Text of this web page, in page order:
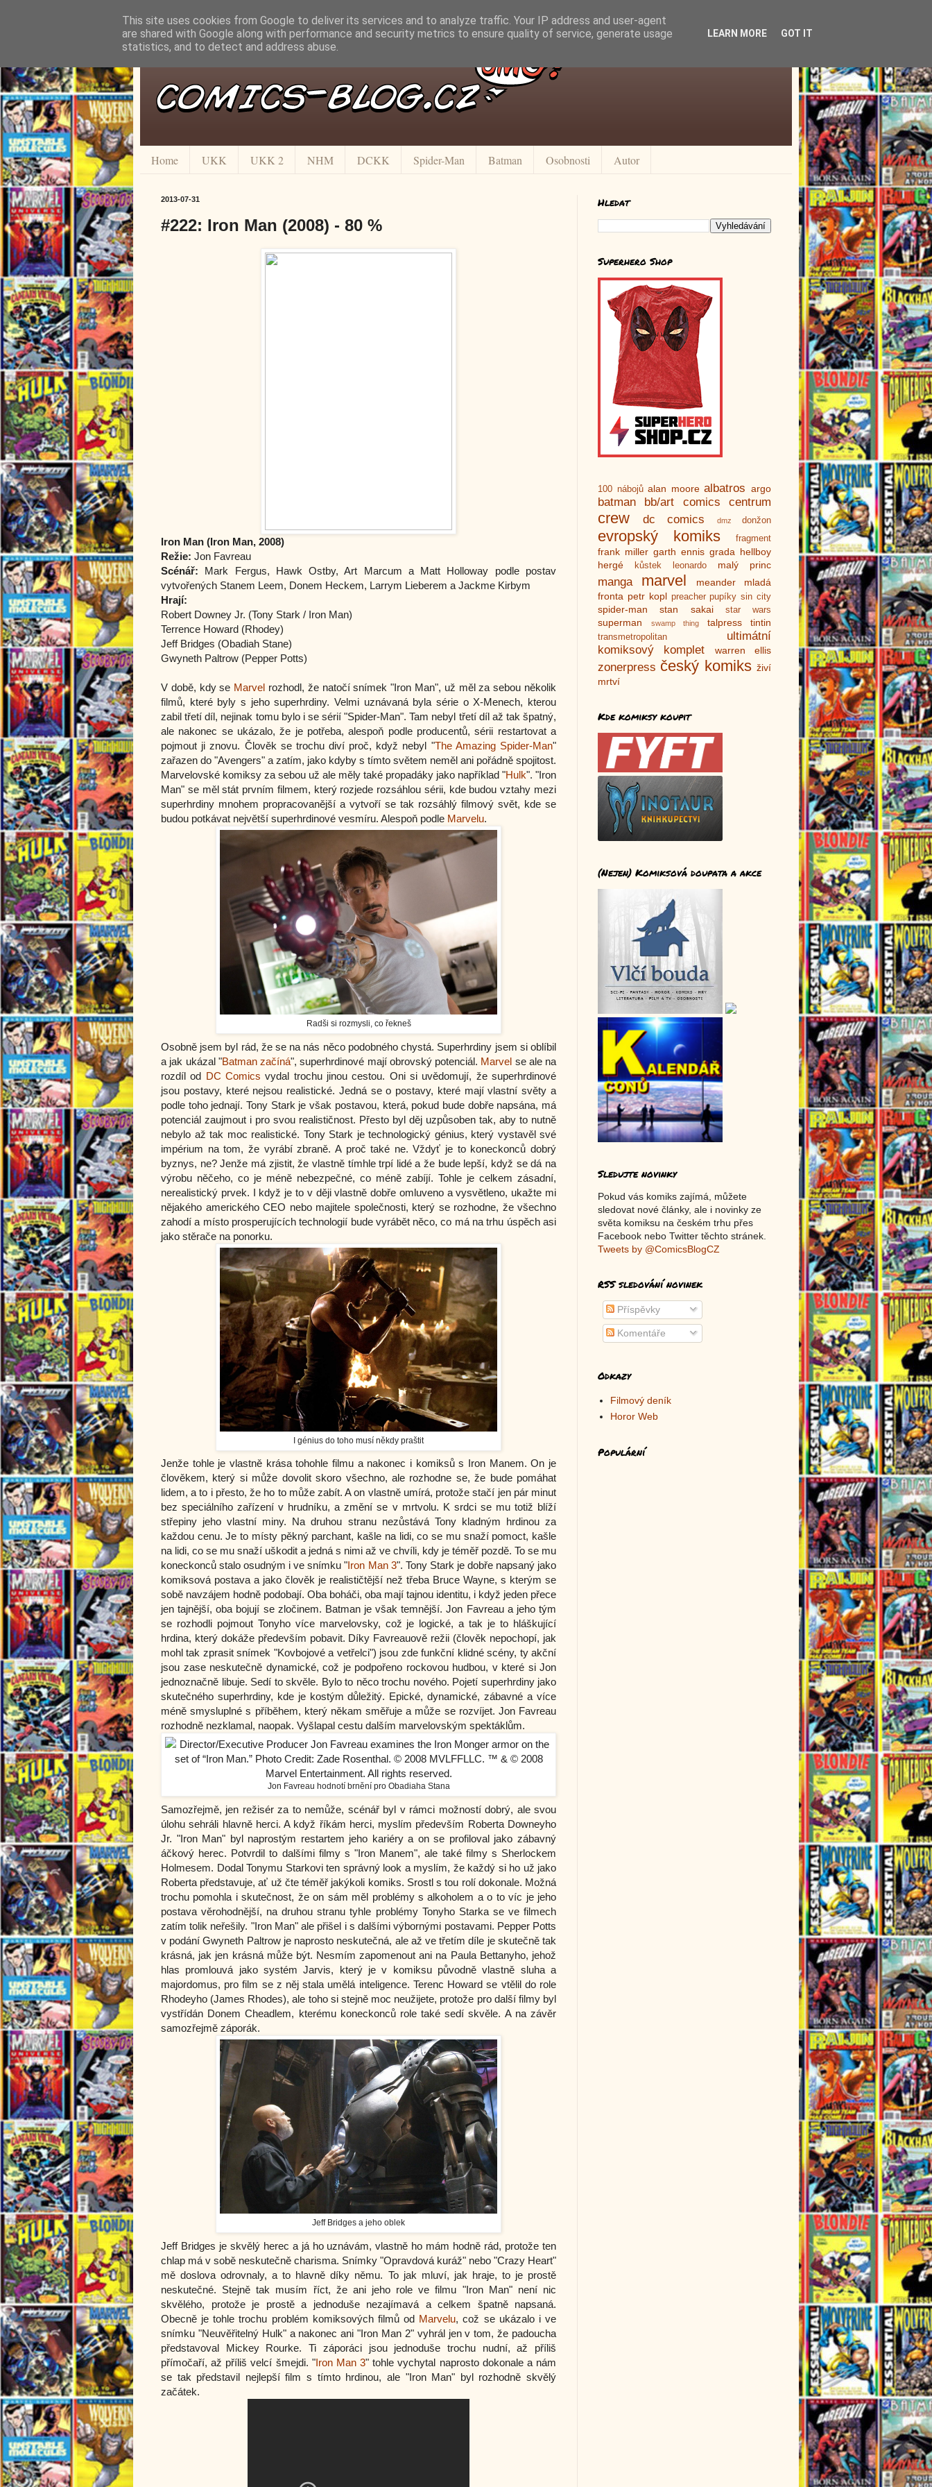
Home UKK UKK 2 NHM DCKK Spider-Man Batman Osobnosti Autor
2013-07-31
#222: Iron Man (2008) - 80 %
Iron Man (Iron Man, 2008)
Režie: Jon Favreau
Scénář: Mark Fergus, Hawk Ostby, Art Marcum a Matt Holloway podle postav
vytvořených Stanem Leem, Donem Heckem, Larrym Lieberem a Jackme Kirbym
Hrají:
Robert Downey Jr. (Tony Stark / Iron Man)
Terrence Howard (Rhodey)
Jeff Bridges (Obadiah Stane)
Gwyneth Paltrow (Pepper Potts)
V době, kdy se Marvel rozhodl, že natočí snímek "Iron Man", už měl za sebou několik
filmů, které byly s jeho superhrdiny. Velmi uznávaná byla série o X-Menech, kterou
zabil třetí díl, nejinak tomu bylo i se sérií "Spider-Man". Tam nebyl třetí díl až tak špatný,
ale nakonec se ukázalo, že je potřeba, alespoň podle producentů, sérii restartovat a
pojmout ji znovu. Člověk se trochu diví proč, když nebyl "The Amazing Spider-Man"
zařazen do "Avengers" a zatím, jako kdyby s tímto světem neměl ani pořádně spojitost.
Marvelovské komiksy za sebou už ale měly také propadáky jako například "Hulk". "Iron
Man" se měl stát prvním filmem, který rozjede rozsáhlou sérii, kde budou vztahy mezi
superhrdiny mnohem propracovanější a vytvoří se tak rozsáhlý filmový svět, kde se
budou potkávat největší superhrdinové vesmíru. Alespoň podle Marvelu.
Radši si rozmysli, co řekneš
Osobně jsem byl rád, že se na nás něco podobného chystá. Superhrdiny jsem si oblíbil
a jak ukázal "Batman začíná", superhrdinové mají obrovský potenciál. Marvel se ale na
rozdíl od DC Comics vydal trochu jinou cestou. Oni si uvědomují, že superhrdinové
jsou postavy, které nejsou realistické. Jedná se o postavy, které mají vlastní světy a
podle toho jednají. Tony Stark je však postavou, která, pokud bude dobře napsána, má
potenciál zaujmout i pro svou realističnost. Přesto byl děj uzpůsoben tak, aby to nutně
nebylo až tak moc realistické. Tony Stark je technologický génius, který vystavěl své
impérium na tom, že vyrábí zbraně. A proč také ne. Vždyť je to koneckonců dobrý
byznys, ne? Jenže má zjistit, že vlastně tímhle trpí lidé a že bude lepší, když se dá na
výrobu něčeho, co je méně nebezpečné, co méně zabíjí. Tohle je celkem zásadní,
nerealistický prvek. I když je to v ději vlastně dobře omluveno a vysvětleno, ukažte mi
nějakého amerického CEO nebo majitele společnosti, který se rozhodne, že všechno
zahodí a místo prosperujících technologií bude vyrábět něco, co má na trhu úspěch asi
jako stěrače na ponorku.
I génius do toho musí někdy praštit
Jenže tohle je vlastně krása tohohle filmu a nakonec i komiksů s Iron Manem. On je
člověkem, který si může dovolit skoro všechno, ale rozhodne se, že bude pomáhat
lidem, a to i přesto, že ho to může zabít. A on vlastně umírá, protože stačí jen pár minut
bez speciálního zařízení v hrudníku, a změní se v mrtvolu. K srdci se mu totiž blíží
střepiny jeho vlastní miny. Na druhou stranu nezůstává Tony kladným hrdinou za
každou cenu. Je to místy pěkný parchant, kašle na lidi, co se mu snaží pomoct, kašle
na lidi, co se mu snaží uškodit a jedná s nimi až ve chvíli, kdy je téměř pozdě. To se mu
koneckonců stalo osudným i ve snímku " Iron Man 3". Tony Stark je dobře napsaný jako
komiksová postava a jako člověk je realističtější než třeba Bruce Wayne, s kterým se
sobě navzájem hodně podobají. Oba boháči, oba mají tajnou identitu, i když jeden přece
jen tajnější, oba bojují se zločinem. Batman je však temnější. Jon Favreau a jeho tým
se rozhodli pojmout Tonyho více marvelovsky, což je logické, a tak je to hláškující
hrdina, který dokáže především pobavit. Díky Favreauově režii (člověk nepochopí, jak
mohl tak zprasit snímek "Kovbojové a vetřelci") jsou zde funkční klidné scény, ty akční
jsou zase neskutečně dynamické, což je podpořeno rockovou hudbou, v které si Jon
jednoznačně libuje. Sedí to skvěle. Bylo to něco trochu nového. Pojetí superhrdiny jako
skutečného superhrdiny, kde je kostým důležitý. Epické, dynamické, zábavné a více
méně smysluplné s příběhem, který někam směřuje a může se rozvíjet. Jon Favreau
rozhodně nezklamal, naopak. Vyšlapal cestu dalším marvelovským spektáklům.
Jon Favreau hodnotí brnění pro Obadiaha Stana
Samozřejmě, jen režisér za to nemůže, scénář byl v rámci možností dobrý, ale svou
úlohu sehráli hlavně herci. A když říkám herci, myslím především Roberta Downeyho
Jr. "Iron Man" byl naprostým restartem jeho kariéry a on se profiloval jako zábavný
áčkový herec. Potvrdil to dalšími filmy s "Iron Manem", ale také filmy s Sherlockem
Holmesem. Dodal Tonymu Starkovi ten správný look a myslím, že každý si ho už jako
Roberta představuje, ať už čte téměř jakýkoli komiks. Srostl s tou rolí dokonale. Možná
trochu pomohla i skutečnost, že on sám měl problémy s alkoholem a o to víc je jeho
postava věrohodnější, na druhou stranu tyhle problémy Tonyho Starka se ve filmech
zatím tolik neřešily. "Iron Man" ale přišel i s dalšími výbornými postavami. Pepper Potts
v podání Gwyneth Paltrow je naprosto neskutečná, ale až ve třetím díle je skutečně tak
krásná, jak jen krásná může být. Nesmím zapomenout ani na Paula Bettanyho, jehož
hlas promlouvá jako systém Jarvis, který je v komiksu původně vlastně sluha a
majordomus, pro film se z něj stala umělá inteligence. Terenc Howard se vtělil do role
Rhodeyho (James Rhodes), ale toho si stejně moc neužijete, protože pro další filmy byl
vystřídán Donem Cheadlem, kterému koneckonců role také sedí skvěle. A na závěr
samozřejmě záporák.
Jeff Bridges a jeho oblek
Jeff Bridges je skvělý herec a já ho uznávám, vlastně ho mám hodně rád, protože ten
chlap má v sobě neskutečně charisma. Snímky "Opravdová kuráž" nebo "Crazy Heart"
mě doslova odrovnaly, a to hlavně díky němu. To jak mluví, jak hraje, to je prostě
neskutečné. Stejně tak musím říct, že ani jeho role ve filmu "Iron Man" není nic
skvělého, protože je prostě a jednoduše nezajímavá a celkem špatně napsaná.
Obecně je tohle trochu problém komiksových filmů od Marvelu, což se ukázalo i ve
snímku "Neuvěřitelný Hulk" a nakonec ani "Iron Man 2" vyhrál jen v tom, že padoucha
představoval Mickey Rourke. Ti záporáci jsou jednoduše trochu nudní, až příliš
přímočaří, až příliš velcí šmejdi. "Iron Man 3" tohle vychytal naprosto dokonale a nám
se tak představil nejlepší film s tímto hrdinou, ale "Iron Man" byl rozhodně skvělý
začátek.
Hledat
Superhero Shop
100 nábojů alan moore albatros argo
batman bb/art comics centrum
crew dc comics dmz donžon
evropský komiks fragment
frank miller garth ennis grada hellboy
hergé
kůstek leonardo malý princ
manga marvel meander
mladá
fronta petr kopl preacher pupíky sin city
spider-man stan sakai star wars
superman swamp thing talpress tintin
transmetropolitan
ultimátní
komiksový komplet
warren ellis
zonerpress český komiks živí
mrtví
Kde komiksy koupit
(Nejen) Komiksová doupata a akce
Sledujte novinky
Pokud vás komiks zajímá, můžete
sledovat nové články, ale i novinky ze
světa komiksu na českém trhu přes
Facebook nebo Twitter těchto stránek.
Tweets by @ComicsBlogCZ
RSS sledování novinek
Příspěvky
Komentáře
Odkazy
Filmový deník
Horor Web
Populární
This site uses cookies from Google to deliver its services and to analyze traffic. Your IP address and user-agent
are shared with Google along with performance and security metrics to ensure quality of service, generate usage
statistics, and to detect and address abuse.
LEARN MORE GOT IT